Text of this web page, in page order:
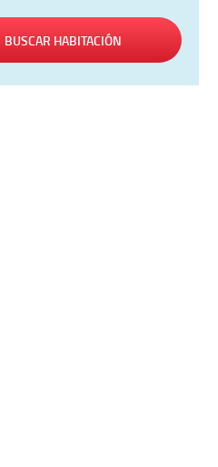
BUSCAR HABITACIÓN